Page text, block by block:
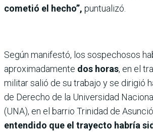
cometió el hecho”, puntualizó.
Según manifestó, los sospechosos
aproximadamente dos horas, en el
militar salió de su trabajo y se dirigió
de Derecho de la Universidad
(UNA), en el barrio Trinidad de
entendido que el trayecto habría